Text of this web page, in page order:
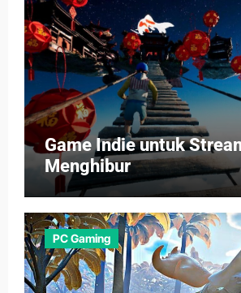
Game Indie untuk
Menghibur
PC Gaming